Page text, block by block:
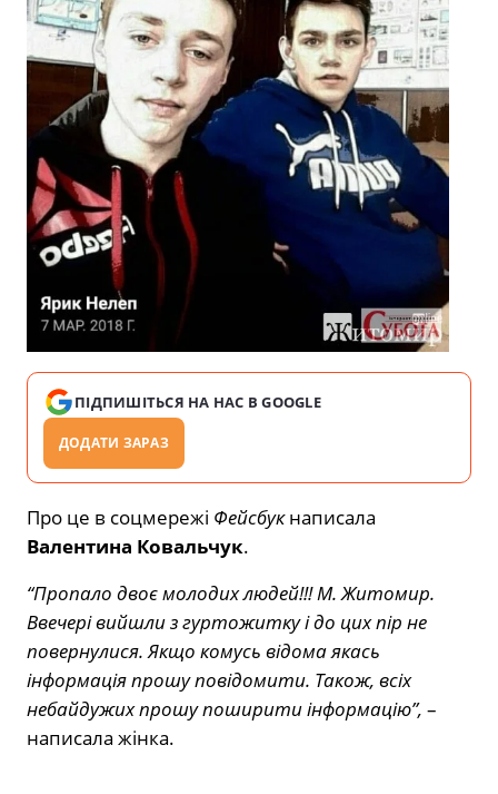
ПІДПИШІТЬСЯ НА НАС В GOOGLE
ДОДАТИ ЗАРАЗ
Про це в соцмережі Фейсбукнаписала
Валентина Ковальчук.
“Пропало двоє молодих людей!!! М. Житомир.
Ввечері вийшли з гуртожитку і до цих пір не
повернулися. Якщо комусь відома якась
інформація прошу повідомити. Також, всіх
небайдужих прошу поширити інформацію”, –
написала жінка.